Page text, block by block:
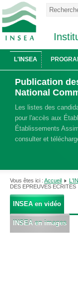
L'INSEA
Publication
National
Les listes des
pour l'accès aux
Établissements
consulter et
Vous êtes ici : Accueil
DES EPREUVES ECRITES
INSEA en vidéo
INSEA en images